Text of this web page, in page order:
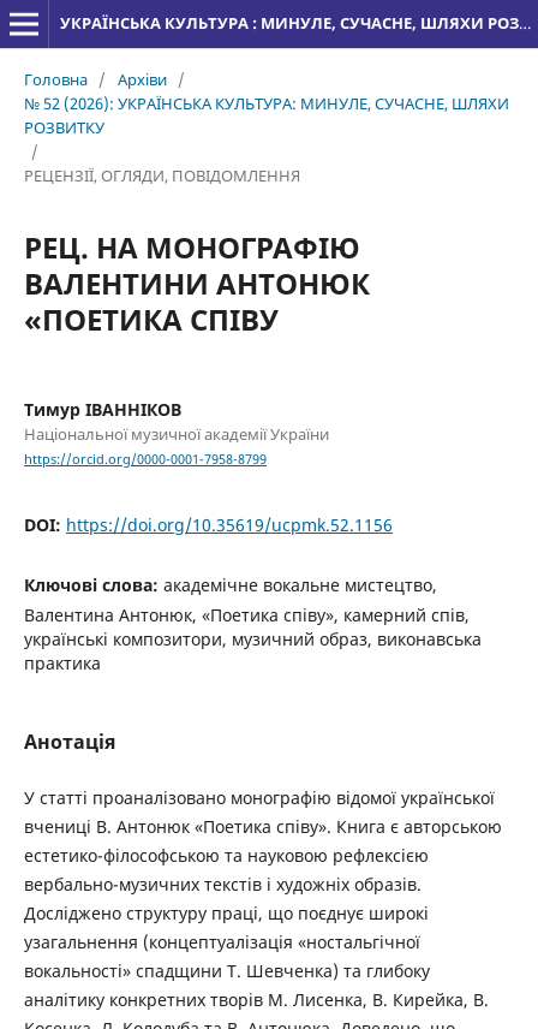
УКРАЇНСЬКА КУЛЬТУРА : МИНУЛЕ, СУЧАСНЕ, ШЛЯХИ РОЗВИТКУ
Головна / Архіви /
№ 52 (2026): УКРАЇНСЬКА КУЛЬТУРА: МИНУЛЕ, СУЧАСНЕ, ШЛЯХИ
РОЗВИТКУ
/
РЕЦЕНЗІЇ, ОГЛЯДИ, ПОВІДОМЛЕННЯ
РЕЦ. НА МОНОГРАФІЮ
ВАЛЕНТИНИ АНТОНЮК
«ПОЕТИКА СПІВУ
Тимур ІВАННІКОВ
Національної музичної академії України
https://orcid.org/0000-0001-7958-8799
DOI: https://doi.org/10.35619/ucpmk.52.1156
Ключові слова: академічне вокальне мистецтво,
Валентина Антонюк, «Поетика співу», камерний спів,
українські композитори, музичний образ, виконавська
практика
Анотація
У статті проаналізовано монографію відомої української
вчениці В. Антонюк «Поетика співу». Книга є авторською
естетико-філософською та науковою рефлексією
вербально-музичних текстів і художніх образів.
Досліджено структуру праці, що поєднує широкі
узагальнення (концептуалізація «ностальгічної
вокальності» спадщини Т. Шевченка) та глибоку
аналітику конкретних творів М. Лисенка, В. Кирейка, В.